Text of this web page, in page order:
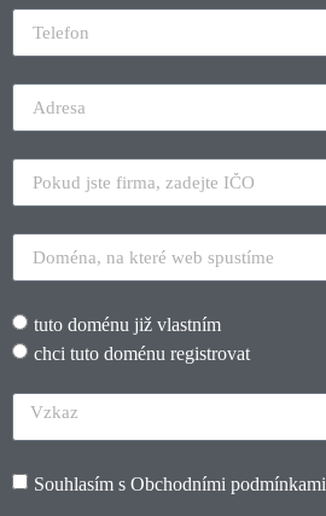
tuto doménu již vlastním
chci tuto doménu registrovat
Souhlasím s Obchodními podmínkami